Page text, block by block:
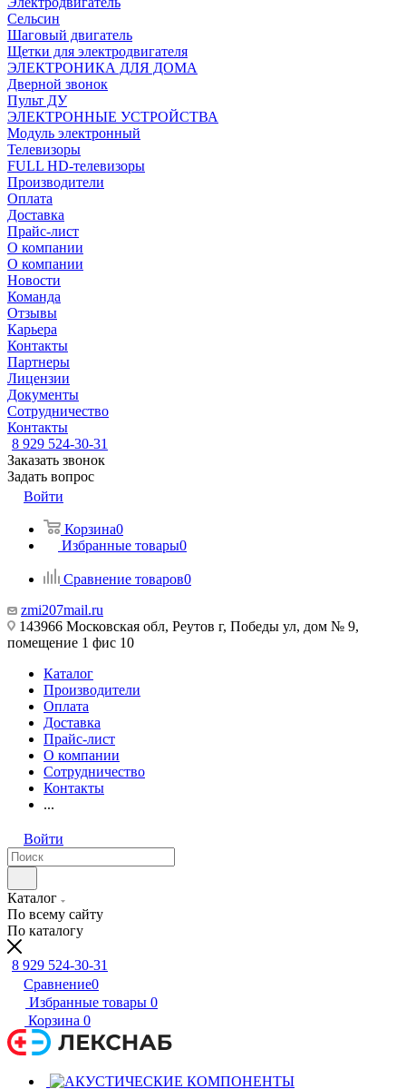
Сельсин
Шаговый двигатель
Щетки для электродвигателя
ЭЛЕКТРОНИКА ДЛЯ ДОМА
Дверной звонок
Пульт ДУ
ЭЛЕКТРОННЫЕ УСТРОЙСТВА
Модуль электронный
Телевизоры
FULL HD-телевизоры
Производители
Оплата
Доставка
Прайс-лист
О компании
О компании
Новости
Команда
Отзывы
Карьера
Контакты
Партнеры
Лицензии
Документы
Сотрудничество
Контакты
8 929 524-30-31
Заказать звонок
Задать вопрос
Войти
Корзина0
Избранные товары0
Сравнение товаров0
zmi207mail.ru
143966 Московская обл, Реутов г, Победы ул, дом № 9,
помещение 1 фис 10
Каталог
Производители
Оплата
Доставка
Прайс-лист
О компании
Сотрудничество
Контакты
...
Войти
Каталог
По всему сайту
По каталогу
8 929 524-30-31
Сравнение0
Избранные товары 0
Корзина 0